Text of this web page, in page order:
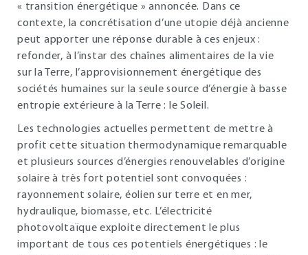
« transition énergétique » annoncée. Dans ce
contexte, la concrétisation d’une utopie déjà ancienne
peut apporter une réponse durable à ces enjeux :
refonder, à l’instar des chaînes alimentaires de la vie
sur la Terre, l’approvisionnement énergétique des
sociétés humaines sur la seule source d’énergie à basse
entropie extérieure à la Terre : le Soleil.
Les technologies actuelles permettent de mettre à
profit cette situation thermodynamique remarquable
et plusieurs sources d’énergies renouvelables d’origine
solaire à très fort potentiel sont convoquées :
rayonnement solaire, éolien sur terre et en mer,
hydraulique, biomasse, etc. L’électricité
photovoltaïque exploite directement le plus
important de tous ces potentiels énergétiques : le